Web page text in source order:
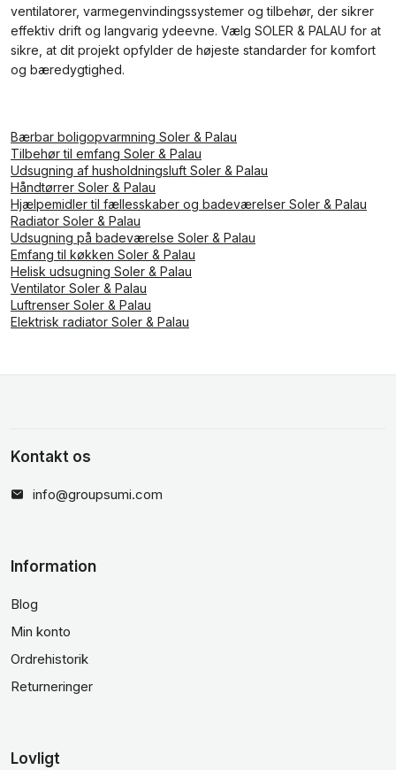
ventilatorer, varmegenvindingssystemer og tilbehør, der sikrer
effektiv drift og langvarig ydeevne. Vælg SOLER & PALAU for at
sikre, at dit projekt opfylder de højeste standarder for komfort
og bæredygtighed.
Bærbar boligopvarmning Soler & Palau
Tilbehør til emfang Soler & Palau
Udsugning af husholdningsluft Soler & Palau
Håndtørrer Soler & Palau
Hjælpemidler til fællesskaber og badeværelser Soler & Palau
Radiator Soler & Palau
Udsugning på badeværelse Soler & Palau
Emfang til køkken Soler & Palau
Helisk udsugning Soler & Palau
Ventilator Soler & Palau
Luftrenser Soler & Palau
Elektrisk radiator Soler & Palau
Kontakt os
info@groupsumi.com
Information
Blog
Min konto
Ordrehistorik
Returneringer
Lovligt